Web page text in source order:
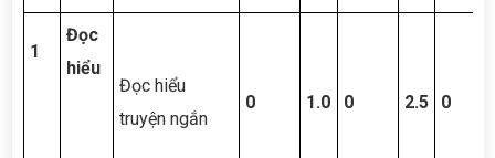
1
Đọc
hiểu
Đọc hiểu
truyện ngắn
0 1.0 0 2.5 0